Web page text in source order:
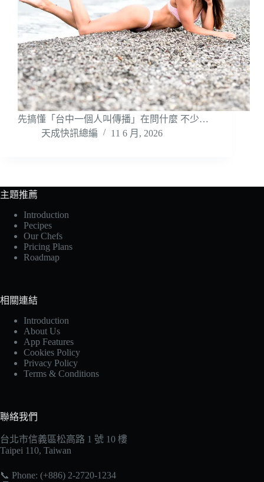
先搞懂「台中一個人叫傳播」在問什麼 不少…
天成快訊總編
11 6 月, 2026
主題推薦
Introduction
Pecipes
Our Chefs
Pricing Plans
Roadmap
相關連結
Introduction
About Us
App Features
Cookies Policy
Privacy Policy
Terms & Conditions
聯絡我們
台北市信義區松高路 1 號 10 樓
Taipei 110, Taiwan
📞 Phone: (+886) 2-2720-1234